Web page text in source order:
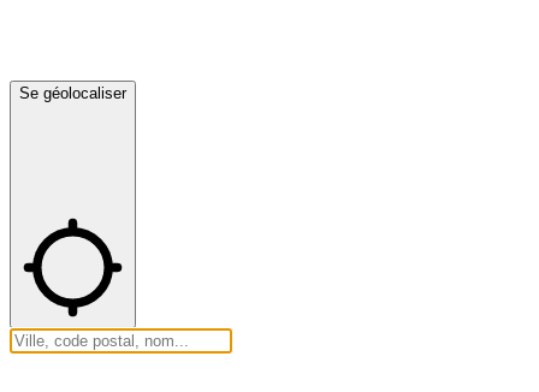
Se géolocaliser